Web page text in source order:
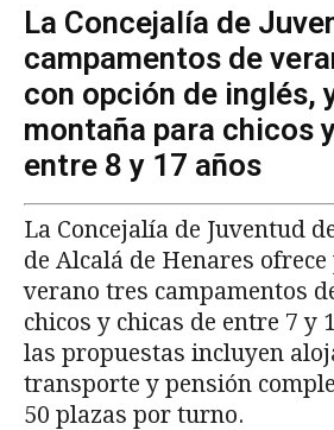
La Concejalía de
campamentos de
con opción de inglés,
montaña para chicos
entre 8 y 17 años
La Concejalía de Juventud
de Alcalá de Henares ofrece
verano tres campamentos
chicos y chicas de entre 7 y
las propuestas incluyen
transporte y pensión
50 plazas por turno.